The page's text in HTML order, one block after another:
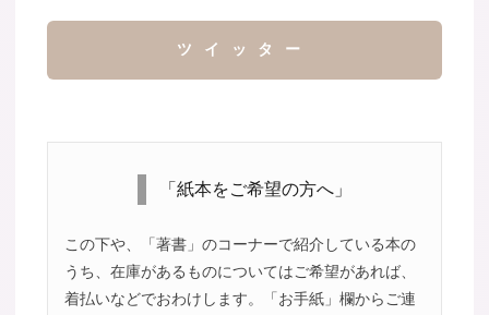
ツイッター
「紙本をご希望の方へ」
この下や、「著書」のコーナーで紹介している本の
うち、在庫があるものについてはご希望があれば、
着払いなどでおわけします。「お手紙」欄からご連